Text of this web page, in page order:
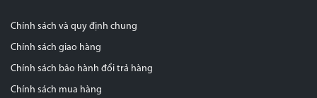
Chính sách và quy định chung
Chính sách giao hàng
Chính sách bảo hành đổi trả hàng
Chính sách mua hàng